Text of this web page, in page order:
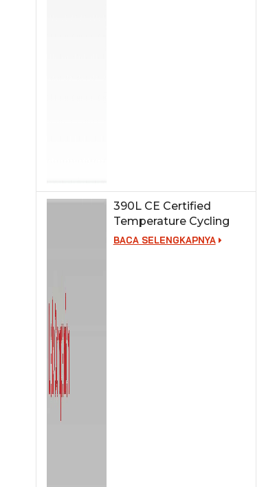
390L CE Certified
Temperature Cycling
Test Chamber
BACA SELENGKAPNYA